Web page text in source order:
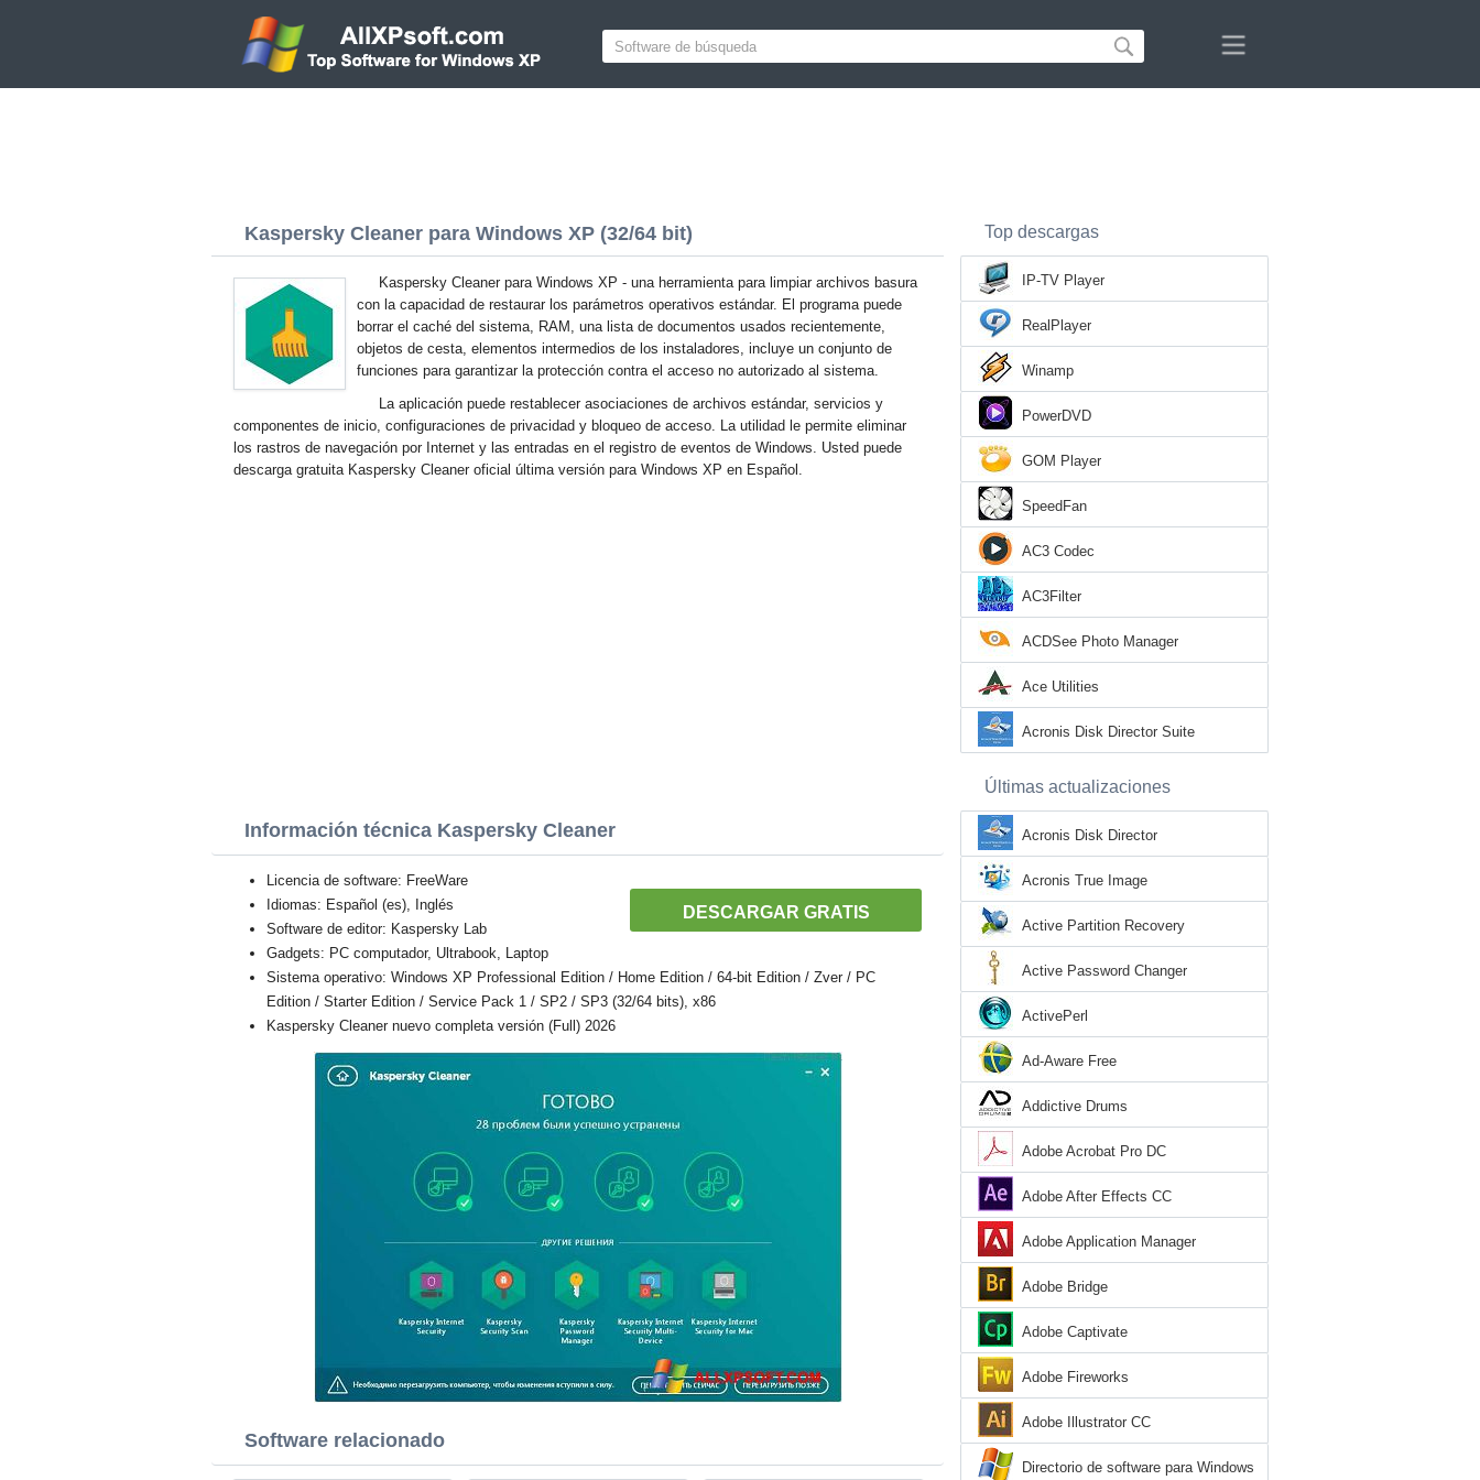
Kaspersky Cleaner para Windows XP (32/64 bit)
Kaspersky Cleaner para Windows XP - una herramienta para limpiar archivos basura
con la capacidad de restaurar los parámetros operativos estándar. El programa puede
borrar el caché del sistema, RAM, una lista de documentos usados recientemente,
objetos de cesta, elementos intermedios de los instaladores, incluye un conjunto de
funciones para garantizar la protección contra el acceso no autorizado al sistema.
La aplicación puede restablecer asociaciones de archivos estándar, servicios y
componentes de inicio, configuraciones de privacidad y bloqueo de acceso. La utilidad le permite eliminar
los rastros de navegación por Internet y las entradas en el registro de eventos de Windows. Usted puede
descarga gratuita Kaspersky Cleaner oficial última versión para Windows XP en Español.
Información técnica Kaspersky Cleaner
DESCARGAR GRATIS
Licencia de software: FreeWare
Idiomas: Español (es), Inglés
Software de editor: Kaspersky Lab
Gadgets: PC computador, Ultrabook, Laptop
Sistema operativo: Windows XP Professional Edition / Home Edition / 64-bit Edition / Zver / PC
Edition / Starter Edition / Service Pack 1 / SP2 / SP3 (32/64 bits), x86
Kaspersky Cleaner nuevo completa versión (Full) 2026
Software relacionado
Top descargas
IP-TV Player
RealPlayer
Winamp
PowerDVD
GOM Player
SpeedFan
AC3 Codec
AC3Filter
ACDSee Photo Manager
Ace Utilities
Acronis Disk Director Suite
Últimas actualizaciones
Acronis Disk Director
Acronis True Image
Active Partition Recovery
Active Password Changer
ActivePerl
Ad-Aware Free
Addictive Drums
Adobe Acrobat Pro DC
Adobe After Effects CC
Adobe Application Manager
Adobe Bridge
Adobe Captivate
Adobe Fireworks
Adobe Illustrator CC
Directorio de software para Windows